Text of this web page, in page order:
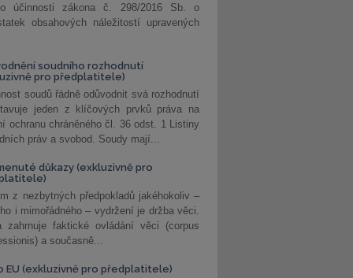
účinnosti zákona č. 298/2016 Sb. o
obsahových náležitostí upravených
soudního rozhodnutí
pro předplatitele)
soudů řádně odůvodnit svá rozhodnutí
jeden z klíčových prvků práva na
ochranu chráněného čl. 36 odst. 1 Listiny
práv a svobod. Soudy mají...
důkazy (exkluzivně pro
z nezbytných předpokladů jakéhokoliv –
i mimořádného – vydržení je držba věci.
zahrnuje faktické ovládání věci (corpus
a současně...
EU (exkluzivně pro předplatitele)